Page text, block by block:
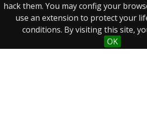
hack them. You may config your
use an extension to protect your
conditions. By visiting this site,
OK